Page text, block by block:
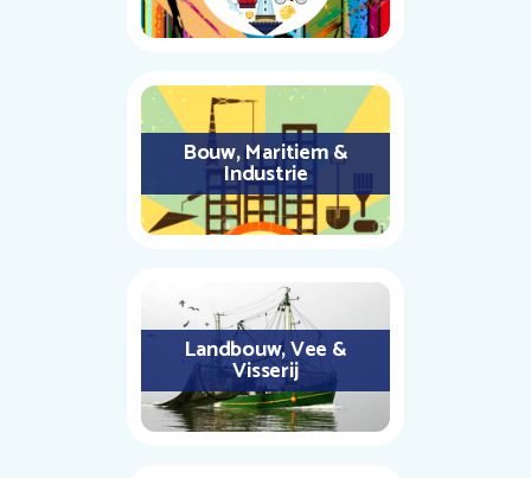
Bouw, Maritiem &
Industrie
Landbouw, Vee &
Visserij